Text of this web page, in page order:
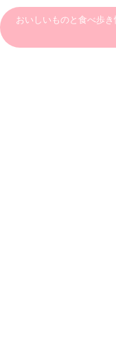
おいしいものと食べ歩